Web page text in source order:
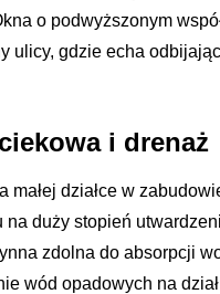
o podwyższonym
ulicy, gdzie echa
i drenaż
działce w
duży stopień
zdolna do absorpcji
wód opadowych na